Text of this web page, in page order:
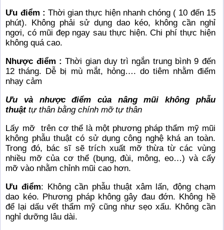
Ưu điểm : Thời gian thực hiện nhanh chóng ( 10 đến 15
phút). Không phải sử dụng dao kéo, không cần nghỉ
ngơi, có mũi đẹp ngay sau thực hiện. Chi phí thực hiện
không quá cao.
Nhược điểm :Thời gian duy trì ngắn trung bình 9 đến
12 tháng. Dễ bị mù mắt, hỏng…. do tiêm nhằm điểm
nhạy cảm
Ưu và nhược điểm của nâng mũi không phẫu
thuậttự thân bằng chính mỡ tự thân
Lấy mỡ trên cơ thể là một phương pháp thẩm mỹ mũi
không phẫu thuật có sử dụng công nghệ khá an toàn.
Trong đó, bác sĩ sẽ trích xuất mỡ thừa từ các vùng
nhiều mỡ của cơ thể (bụng, đùi, mông, eo…) và cấy
mỡ vào nhằm chỉnh mũi cao hơn.
Ưu điểm: Không cần phẫu thuật xâm lấn, động chạm
dao kéo. Phương pháp không gây đau đớn. Không hề
để lại dấu vết thẩm mỹ cũng như sẹo xấu. Không cần
nghỉ dưỡng lâu dài.